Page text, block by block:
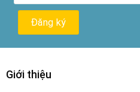
Giới thiệu